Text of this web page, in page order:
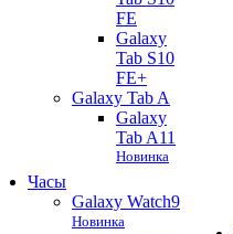
FE
Galaxy
Tab S10
FE+
Galaxy Tab A
Galaxy
Tab A11
Новинка
Часы
Galaxy Watch9
Новинка